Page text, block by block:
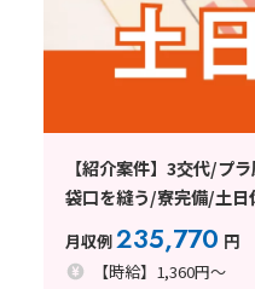
【紹介案件】3交代/プ
袋口を縫う/寮完備/土日
月収例235,770 円
【時給】1,360円～